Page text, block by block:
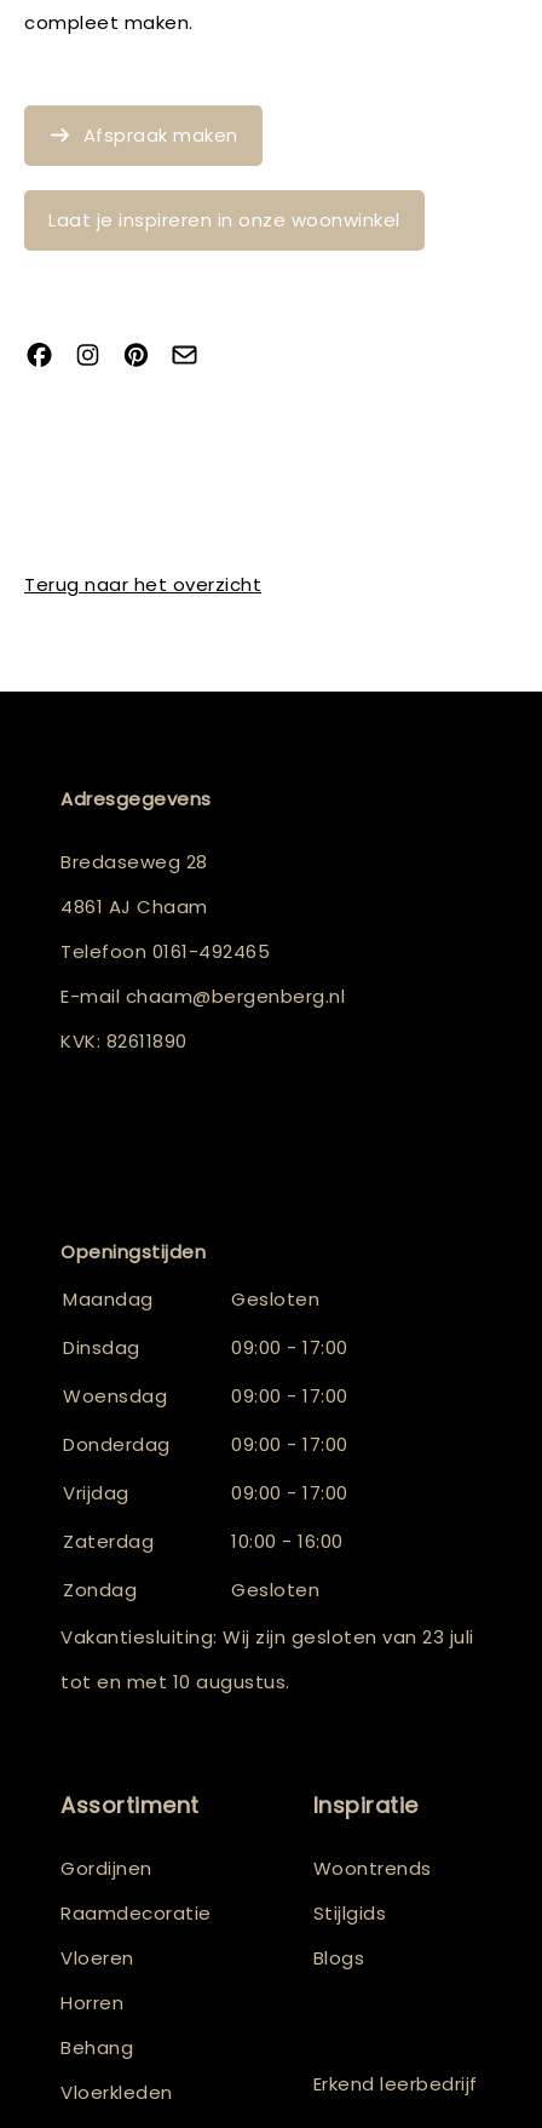
compleet maken.
Afspraak maken
Laat je inspireren in onze woonwinkel
Terug naar het overzicht
Adresgegevens
Bredaseweg 28
4861 AJ Chaam
Telefoon 0161-492465
E-mail chaam@bergenberg.nl
KVK: 82611890
Openingstijden
Maandag
Gesloten
Dinsdag
09:00 - 17:00
Woensdag
09:00 - 17:00
Donderdag
09:00 - 17:00
Vrijdag
09:00 - 17:00
Zaterdag
10:00 - 16:00
Zondag
Gesloten
Vakantiesluiting: Wij zijn gesloten van 23 juli
tot en met 10 augustus.
Assortiment
Gordijnen
Raamdecoratie
Vloeren
Horren
Behang
Vloerkleden
Inspiratie
Woontrends
Stijlgids
Blogs
Erkend leerbedrijf